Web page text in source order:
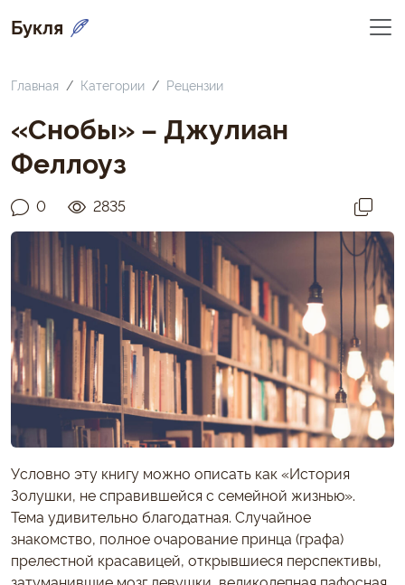
Букля
Главная Категории Рецензии
«Снобы» – Джулиан
Феллоуз
0 2835
Условно эту книгу можно описать как «История
Золушки, не справившейся с семейной жизнью».
Тема удивительно благодатная. Случайное
знакомство, полное очарование принца (графа)
прелестной красавицей, открывшиеся перспективы,
затуманившие мозг девушки, великолепная пафосная